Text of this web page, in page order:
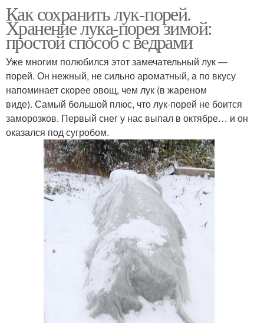
Как сохранить лук-порей.
Хранение лука-порея зимой:
простой способ с ведрами
Уже многим полюбился этот замечательный лук —
порей. Он нежный, не сильно ароматный, а по вкусу
напоминает скорее овощ, чем лук (в жареном
виде). Самый большой плюс, что лук-порей не боится
заморозков. Первый снег у нас выпал в октябре… и он
оказался под сугробом.